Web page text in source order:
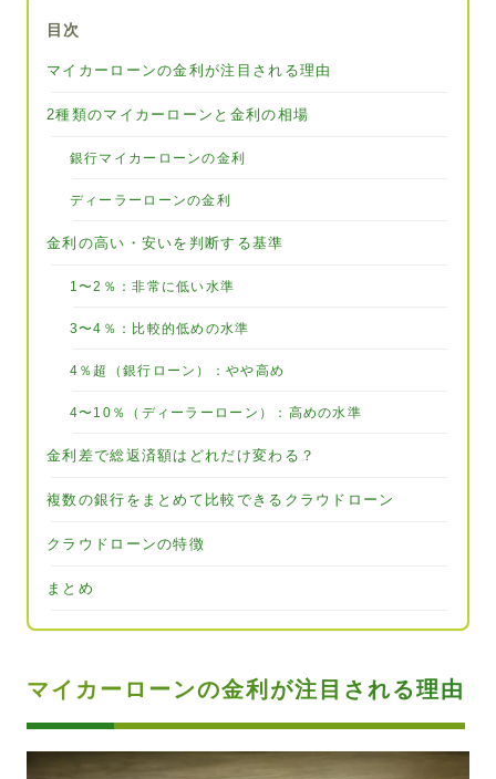
目次
マイカーローンの金利が注目される理由
2種類のマイカーローンと金利の相場
銀行マイカーローンの金利
ディーラーローンの金利
金利の高い・安いを判断する基準
1〜2％：非常に低い水準
3〜4％：比較的低めの水準
4％超（銀行ローン）：やや高め
4〜10％（ディーラーローン）：高めの水準
金利差で総返済額はどれだけ変わる？
複数の銀行をまとめて比較できるクラウドローン
クラウドローンの特徴
まとめ
マイカーローンの金利が注目される理由